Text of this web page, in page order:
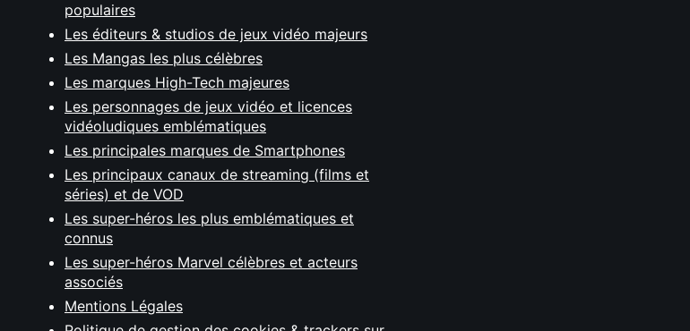
populaires
Les éditeurs & studios de jeux vidéo majeurs
Les Mangas les plus célèbres
Les marques High-Tech majeures
Les personnages de jeux vidéo et licences
vidéoludiques emblématiques
Les principales marques de Smartphones
Les principaux canaux de streaming (films et
séries) et de VOD
Les super-héros les plus emblématiques et
connus
Les super-héros Marvel célèbres et acteurs
associés
Mentions Légales